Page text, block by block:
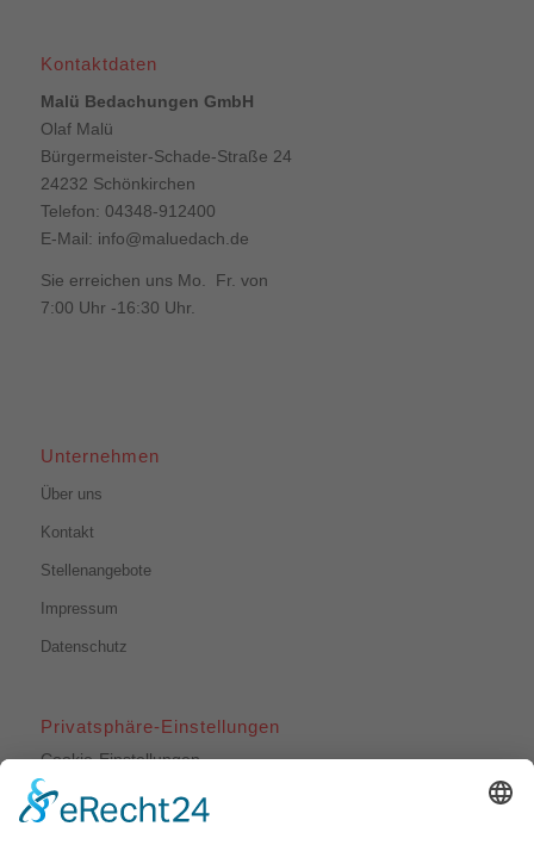
Kontaktdaten
Malü Bedachungen GmbH
Olaf Malü
Bürgermeister-Schade-Straße 24
24232 Schönkirchen
Telefon: 04348-912400
E-Mail: info@maluedach.de
Sie erreichen uns Mo. Fr. von
7:00 Uhr -16:30 Uhr.
Unternehmen
Über uns
Kontakt
Stellenangebote
Impressum
Datenschutz
Privatsphäre-Einstellungen
Cookie-Einstellungen